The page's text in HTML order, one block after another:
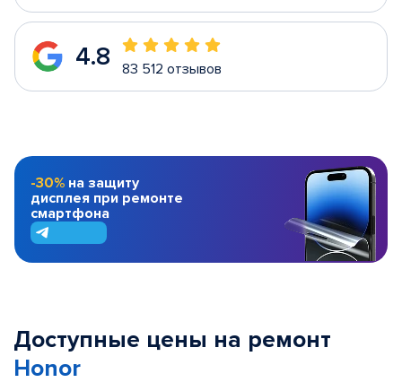
4.8 83 512 отзывов
-30% на защиту
дисплея при ремонте
смартфона
Доступные цены на ремонт
Honor